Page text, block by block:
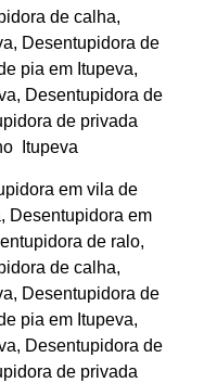
de calha,
Desentupidora de
pia em Itupeva,
Desentupidora de
de privada
Itupeva
em vila de
Desentupidora em
de ralo,
de calha,
Desentupidora de
pia em Itupeva,
Desentupidora de
de privada